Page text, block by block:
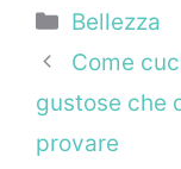
Categorie
Bellezza
Come
gustose che
provare